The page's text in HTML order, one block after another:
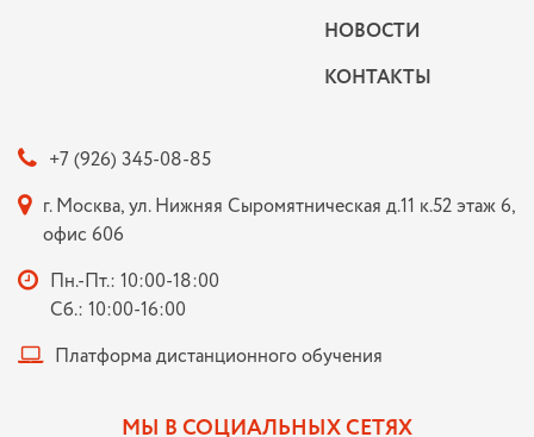
НОВОСТИ
КОНТАКТЫ
МЫ В СОЦИАЛЬНЫХ СЕТЯХ
+7 (926) 345-08-85
г. Москва, ул. Нижняя Сыромятническая д.11 к.52 этаж 6,
офис 606
Пн.-Пт.: 10:00-18:00
Сб.: 10:00-16:00
Платформа дистанционного обучения